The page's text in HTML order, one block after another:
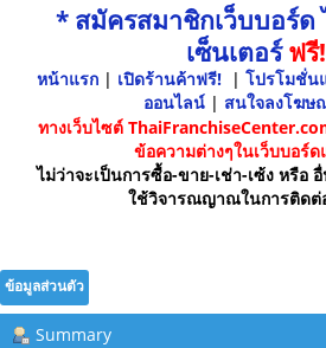
* สมัครสมาชิกเว็บบอร์
เซ็นเตอร์ฟรี!
หน้าแรก | เปิดร้านค้าฟรี! | โปรโมชั่น
ออนไลน์ | สนใจลงโฆษ
ทางเว็บไซต์
ข้อความต่างๆในเว็บบอร์ด
ไม่ว่าจะเป็นการซื้อ-ขาย-เช่า-เซ้ง หรือ
ใช้วิจารณญาณในการติดต่
ข้อมูลส่วนตัว
Summary